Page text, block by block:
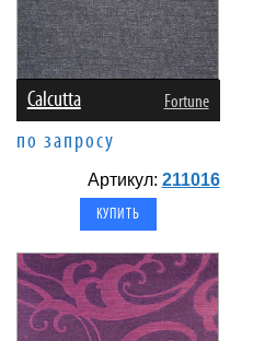
Calcutta Fortune
по запросу
Артикул: 211016